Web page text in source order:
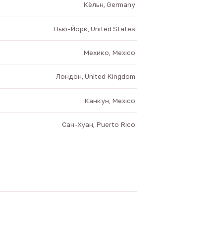
Кёльн, Germany
Нью-Йорк, United States
Мехико, Mexico
Лондон, United Kingdom
Канкун, Mexico
Сан-Хуан, Puerto Rico